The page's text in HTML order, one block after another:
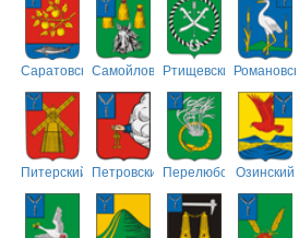
СаратовскийСамойловскийРтищевский
Питерский ПетровскийПерелюбскийОзинский